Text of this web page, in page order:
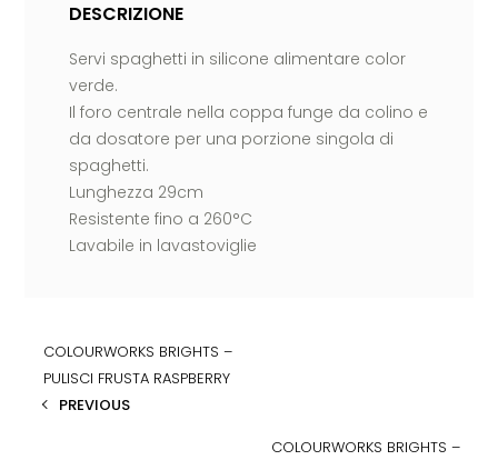
DESCRIZIONE
Servi spaghetti in silicone alimentare color
verde.
Il foro centrale nella coppa funge da colino e
da dosatore per una porzione singola di
spaghetti.
Lunghezza 29cm
Resistente fino a 260°C
Lavabile in lavastoviglie
COLOURWORKS BRIGHTS –
PULISCI FRUSTA RASPBERRY
PREVIOUS
COLOURWORKS BRIGHTS –